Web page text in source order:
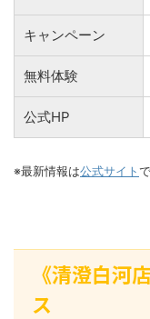
キャンペーン
無料体験
公式HP
※最新情報は公式サイト
《清澄白河
ス